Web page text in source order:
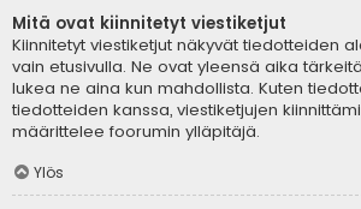
Mitä ovat kiinnitetyt viestiketjut
Kiinnitetyt viestiketjut näkyvät tiedotteiden
vain etusivulla. Ne ovat yleensä aika
lukea ne aina kun mahdollista. Kuten
tiedotteiden kanssa, viestiketjujen
määrittelee foorumin ylläpitäjä.
Ylös